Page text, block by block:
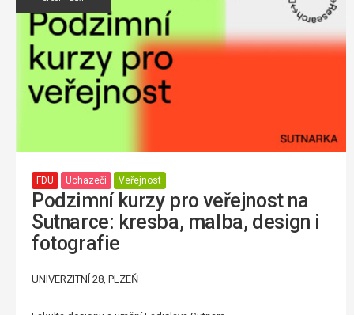
FDU Uchazeči Veřejnost
Podzimní kurzy pro veřejnost na
Sutnarce: kresba, malba, design i
fotografie
UNIVERZITNÍ 28, PLZEŇ